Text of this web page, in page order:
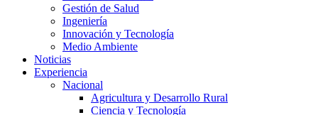
Gestión de Salud
Ingeniería
Innovación y Tecnología
Medio Ambiente
Noticias
Experiencia
Nacional
Agricultura y Desarrollo Rural
Ciencia y Tecnología